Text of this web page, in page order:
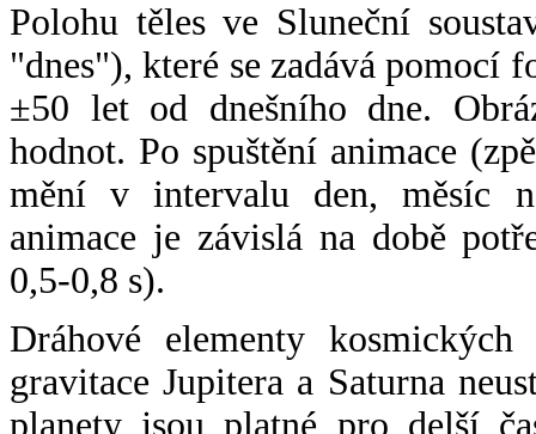
Polohu těles ve Sluneční
"dnes"), které se zadává pomocí
±50 let od dnešního dne.
hodnot. Po spuštění animace
mění v intervalu den, měsíc
animace je závislá na době
0,5-0,8 s).
Dráhové elementy
gravitace Jupitera a Saturna
planety jsou platné pro delší